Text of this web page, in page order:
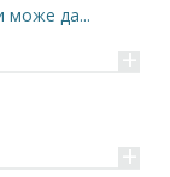
може да...
+
+